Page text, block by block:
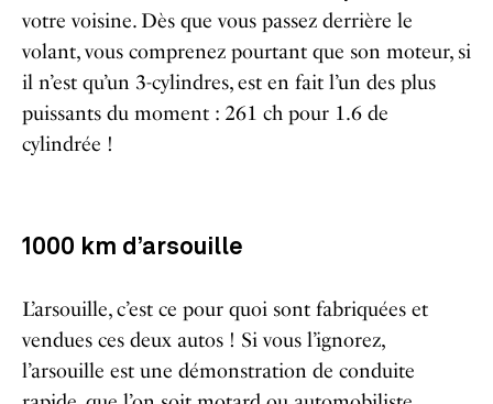
votre voisine. Dès que vous passez derrière le
volant, vous comprenez pourtant que son moteur, si
il n’est qu’un 3-cylindres, est en fait l’un des plus
puissants du moment : 261 ch pour 1.6 de
cylindrée !
1000 km d’arsouille
L’arsouille, c’est ce pour quoi sont fabriquées et
vendues ces deux autos ! Si vous l’ignorez,
l’arsouille est une démonstration de conduite